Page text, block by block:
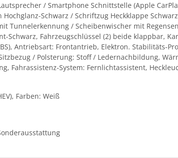
/ Smartphone Schnittstelle (Apple
Schwarz / Schriftzug Heckklappe
Tunnelerkennung / Scheibenwischer mit
Schwarz, Fahrzeugschlüssel (2) beide klappbar,
Antriebsart: Frontantrieb, Elektron. Stabilitäts-
/ Polsterung: Stoff / Ledernachbildung,
Fahrassistenz-System: Fernlichtassistent,
Farben: Weiß